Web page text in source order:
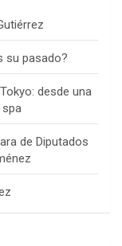
su pasado?
desde una
de Diputados